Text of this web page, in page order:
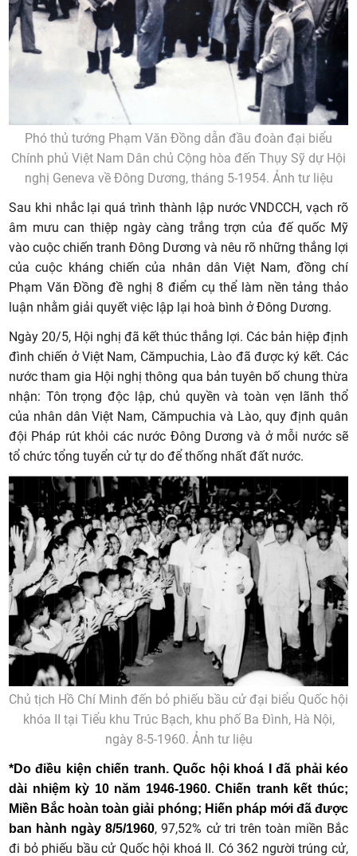
Phó thủ tướng Phạm Văn Đồng dẫn đầu đoàn đại biểu
Chính phủ Việt Nam Dân chủ Cộng hòa đến Thụy Sỹ dự Hội
nghị Geneva về Đông Dương, tháng 5-1954. Ảnh tư liệu
Sau khi nhắc lại quá trình thành lập nước VNDCCH, vạch rõ
âm mưu can thiệp ngày càng trắng trợn của đế quốc Mỹ
vào cuộc chiến tranh Đông Dương và nêu rõ những thắng lợi
của cuộc kháng chiến của nhân dân Việt Nam, đồng chí
Phạm Văn Đồng đề nghị 8 điểm cụ thể làm nền tảng thảo
luận nhằm giải quyết việc lập lại hoà bình ở Đông Dương.
Ngày 20/5, Hội nghị đã kết thúc thắng lợi. Các bản hiệp định
đình chiến ở Việt Nam, Cămpuchia, Lào đã được ký kết. Các
nước tham gia Hội nghị thông qua bản tuyên bố chung thừa
nhận: Tôn trọng độc lập, chủ quyền và toàn vẹn lãnh thổ
của nhân dân Việt Nam, Cămpuchia và Lào, quy định quân
đội Pháp rút khỏi các nước Đông Dương và ở mỗi nước sẽ
tổ chức tổng tuyển cử tự do để thống nhất đất nước.
Chủ tịch Hồ Chí Minh đến bỏ phiếu bầu cử đại biểu Quốc hội
khóa II tại Tiểu khu Trúc Bạch, khu phố Ba Đình, Hà Nội,
ngày 8-5-1960. Ảnh tư liệu
*Do điều kiện chiến tranh. Quốc hội khoá I đã phải kéo
dài nhiệm kỳ 10 năm 1946-1960. Chiến tranh kết thúc;
Miền Bắc hoàn toàn giải phóng; Hiến pháp mới đã được
ban hành ngày 8/5/1960, 97,52% cử tri trên toàn miền Bắc
đi bỏ phiếu bầu cử Quốc hội khoá II. Có 362 người trúng cử,